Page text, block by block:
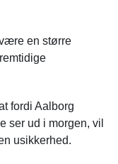
en større
fordi Aalborg
ser ud i morgen, vil
usikkerhed.